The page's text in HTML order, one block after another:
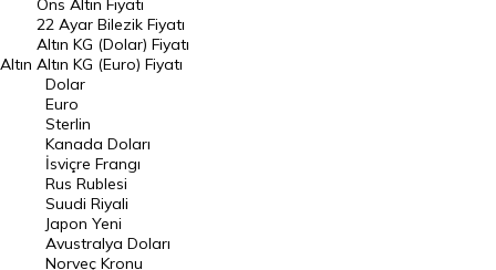
Döviz Kuru
Dolar Kuru
Euro Kuru
Pound Kuru
Frank Kuru
Riyal Kuru
Avustralya Doları
Danimarka Kronu Kuru
Altın
Ons Altın Fiyatı
22 Ayar Bilezik Fiyatı
Altın KG (Dolar) Fiyatı
Altın KG (Euro) Fiyatı
Dolar
Euro
Sterlin
Kanada Doları
İsviçre Frangı
Rus Rublesi
Suudi Riyali
Japon Yeni
Avustralya Doları
Norveç Kronu